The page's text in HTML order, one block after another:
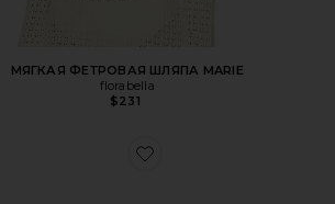
МЯГКАЯ ФЕТРОВАЯ ШЛЯПА MARIE
florabella
$231
Favorite СОЛНЦЕЗАЩИТНЫЕ